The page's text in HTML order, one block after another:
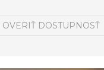
OVERIŤ DOSTUPNOSŤ